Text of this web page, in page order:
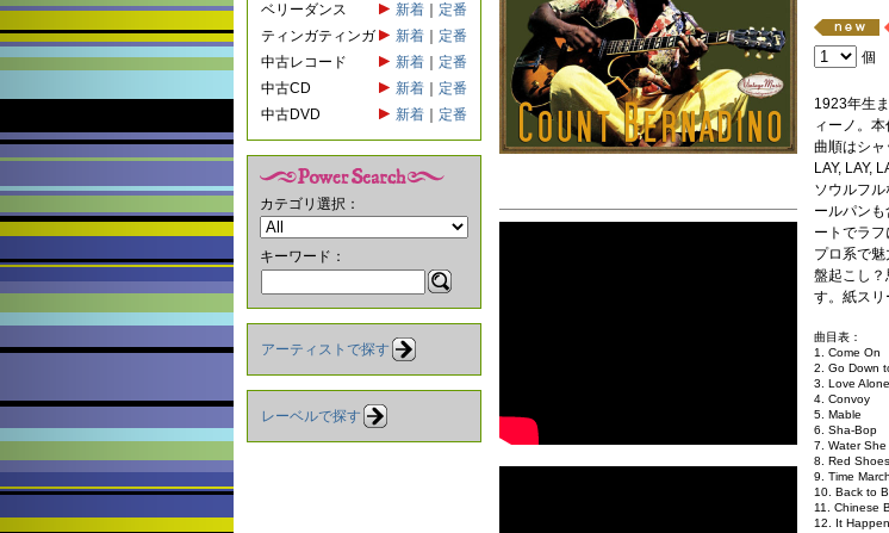
ベリーダンス
新着
定番
ティンガティンガ
新着
定番
中古レコード
新着
定番
中古CD
新着
定番
中古DVD
新着 定番
カテゴリ選択：
キーワード：
アーティストで探す
レーベルで探す
個
1923年生
ィーノ。
曲順はシ
LAY, LAY,
ソウルフ
ールパン
ートでラ
プロ系で魅
盤起こし？
す。紙スリ
曲目表：
1. Come On
2. Go Down
3. Love Alone
4. Convoy
5. Mable
6. Sha-Bop
7. Water She
8. Red Shoes
9. Time
10. Back to
11. Chinese
12. It